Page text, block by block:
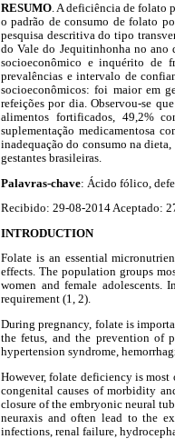
RESUMO. A deficiência de folato
o padrão de consumo de folato
pesquisa descritiva do tipo
do Vale do Jequitinhonha no ano
socioeconômico e inquérito de
prevalências e intervalo de
socioeconômicos: foi maior em
refeições por dia. Observou-se
alimentos fortificados, 49,2%
suplementação medicamentosa
inadequação do consumo na
gestantes brasileiras.
Palavras-chave: Ácido fólico,
Recibido: 29-08-2014 Aceptado:
INTRODUCTION
Folate is an essential
effects. The population groups
women and female adolescents.
requirement (1, 2).
During pregnancy, folate is
the fetus, and the prevention of
hypertension syndrome,
However, folate deficiency is most
congenital causes of morbidity
closure of the embryonic neural
neuraxis and often lead to the
infections, renal failure,